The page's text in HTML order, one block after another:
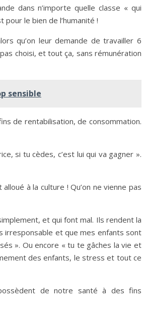
dans n’importe quelle classe « qui
le bien de l’humanité !
qu’on leur demande de travailler 6
choisi, et tout ça, sans rémunération
sensible
de rentabilisation, de consommation.
si tu cèdes, c’est lui qui va gagner ».
à la culture ! Qu’on ne vienne pas
et qui font mal. Ils rendent la
irresponsable et que mes enfants sont
». Ou encore « tu te gâches la vie et
des enfants, le stress et tout ce
de notre santé à des fins